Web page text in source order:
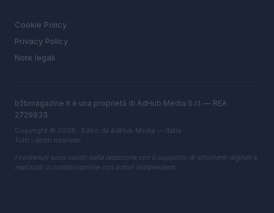
Cookie Policy
Privacy Policy
Note legali
b2bmagazine.it è una proprietà di AdHub Media S.r.l. — REA
2729933
Copyright © 2026 · Edito da AdHub Media — Italia
Tutti i diritti riservati
I contenuti sono curati dalla redazione con il supporto di strumenti digitali e
realizzati in collaborazione con autori indipendenti.